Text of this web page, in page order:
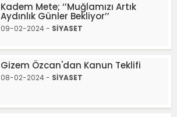
Kadem Mete; ‘’Muğlamızı Artık
Aydınlık Günler Bekliyor’’
09-02-2024 - SİYASET
Gizem Özcan'dan Kanun Teklifi
08-02-2024 - SİYASET